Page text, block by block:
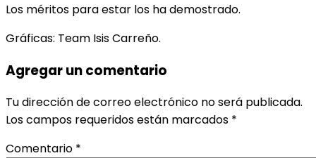
Los méritos para estar los ha demostrado.
Gráficas: Team Isis Carreño.
Agregar un comentario
Tu dirección de correo electrónico no será publicada.
Los campos requeridos están marcados *
Comentario *